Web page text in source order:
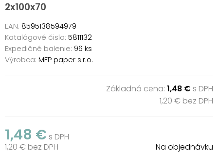
2x100x70
EAN: 8595138594979
Katalógové čislo: 5811132
Expedičné balenie: 96 ks
Výrobca: MFP paper s.r.o.
Základná cena: 1,48 € s DPH
1,20 € bez DPH
1,48 € s DPH
1,20 € bez DPH
Na objednávku